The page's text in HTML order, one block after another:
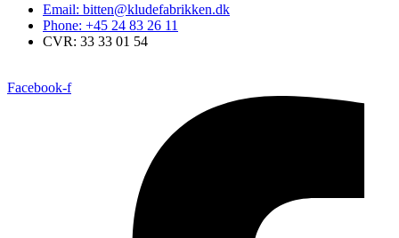
Email: bitten@kludefabrikken.dk
Phone: +45 24 83 26 11
CVR: 33 33 01 54
Facebook-f